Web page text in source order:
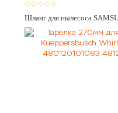
Шланг для пылесоса